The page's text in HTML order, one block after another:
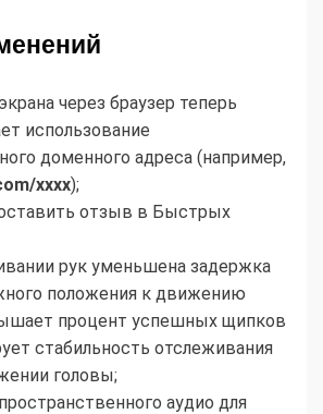
через браузер теперь
использование
доменного адреса (например,
xxxx);
отзыв в Быстрых
рук уменьшена задержка
положения к движению
процент успешных щипков
стабильность отслеживания
головы;
аудио для